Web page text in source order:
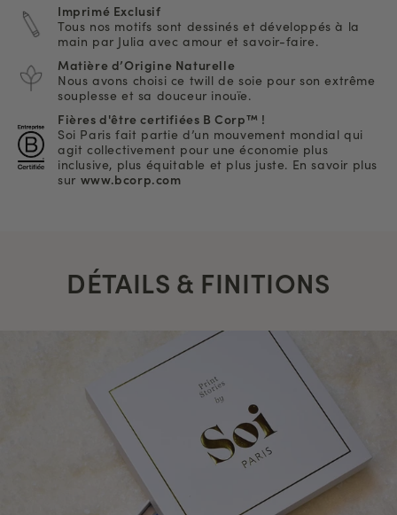
Imprimé Exclusif
Tous nos motifs sont dessinés et développés à la
main par Julia avec amour et savoir-faire.
Matière d’Origine Naturelle
Nous avons choisi ce twill de soie pour son extrême
souplesse et sa douceur inouïe.
Fières d'être certifiées B Corp™ !
Soi Paris fait partie d’un mouvement mondial qui
agit collectivement pour une économie plus
inclusive, plus équitable et plus juste. En savoir plus
sur www.bcorp.com
DÉTAILS & FINITIONS